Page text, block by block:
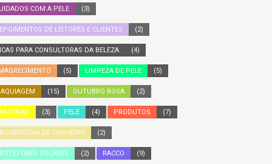
COM A PELE (3)
DE LEITORES E CLIENTES (2)
PARA CONSULTORAS DA BELEZA (4)
(5) LIMPEZA DE PELE (5)
(15) OUTUBRO ROSA (2)
(3) PELE (4) PRODUTOS (7)
DE CHUVEIRO (2)
SOLARES (2) RACCO (9)